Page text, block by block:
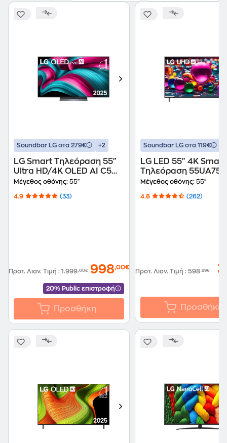
Soundbar LG στα 279€ +2
LG Smart Τηλεόραση 55"
Ultra HD/4K OLED AI C5
2025 (OLED55C55LA)
Μέγεθος οθόνης: 55"
4.9 (33)
Προτ. Λιαν. Τιμή : 1.999,00€ 998,00€
20% Public επιστροφή
Προσθήκη
Soundbar LG στα 119€
LG LED 55" 4K Smart
Τηλεόραση
Μέγεθος οθόνης: 55"
4.6 (262)
Προτ. Λιαν. Τιμή : 598,99€
Προσθήκη